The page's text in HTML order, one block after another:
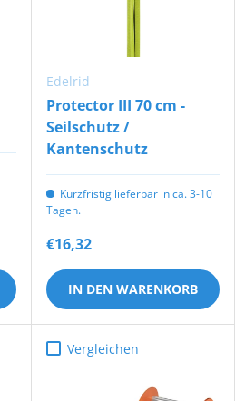
Edelrid
Protector III 70 cm -
Seilschutz /
Kantenschutz
Kurzfristig lieferbar in ca. 3-10
Tagen.
€16,32
IN DEN WARENKORB
Vergleichen